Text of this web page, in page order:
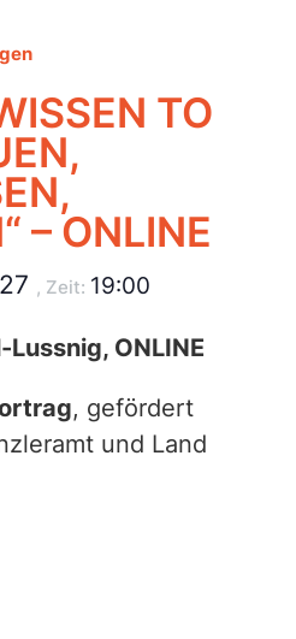
TO
– ONLINE
, Zeit: 19:00
ONLINE
, gefördert
und Land